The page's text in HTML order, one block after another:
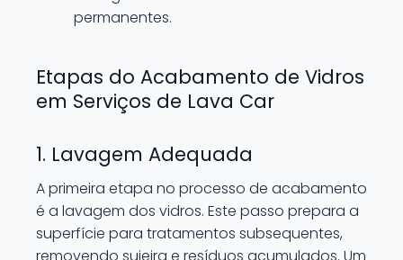
permanentes.
Etapas do Acabamento de Vidros
em Serviços de Lava Car
1. Lavagem Adequada
A primeira etapa no processo de acabamento
é a lavagem dos vidros. Este passo prepara a
superfície para tratamentos subsequentes,